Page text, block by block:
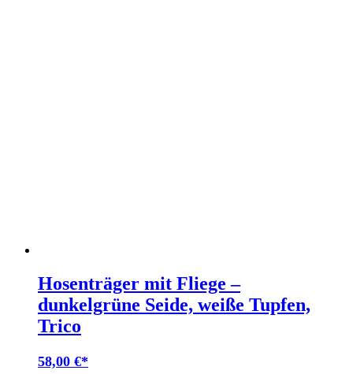
Hosenträger mit Fliege –
dunkelgrüne Seide, weiße Tupfen,
Trico
58,00 €